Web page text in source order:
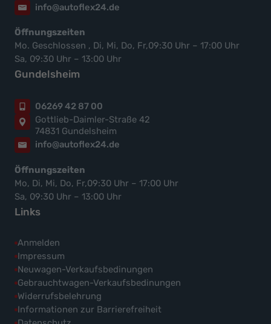
info@autoflex24.de
Öffnungszeiten
Mo. Geschlossen , Di, Mi, Do, Fr,09:30 Uhr – 17:00 Uhr
Sa, 09:30 Uhr – 13:00 Uhr
Gundelsheim
06269 42 87 00
Gottlieb-Daimler-Straße 42
74831 Gundelsheim
info@autoflex24.de
Öffnungszeiten
Mo, Di, Mi, Do, Fr,09:30 Uhr – 17:00 Uhr
Sa, 09:30 Uhr – 13:00 Uhr
Links
Anmelden
Impressum
Neuwagen-Verkaufsbedinungen
Gebrauchtwagen-Verkaufsbedinungen
Widerrufsbelehrung
Informationen zur Barrierefreiheit